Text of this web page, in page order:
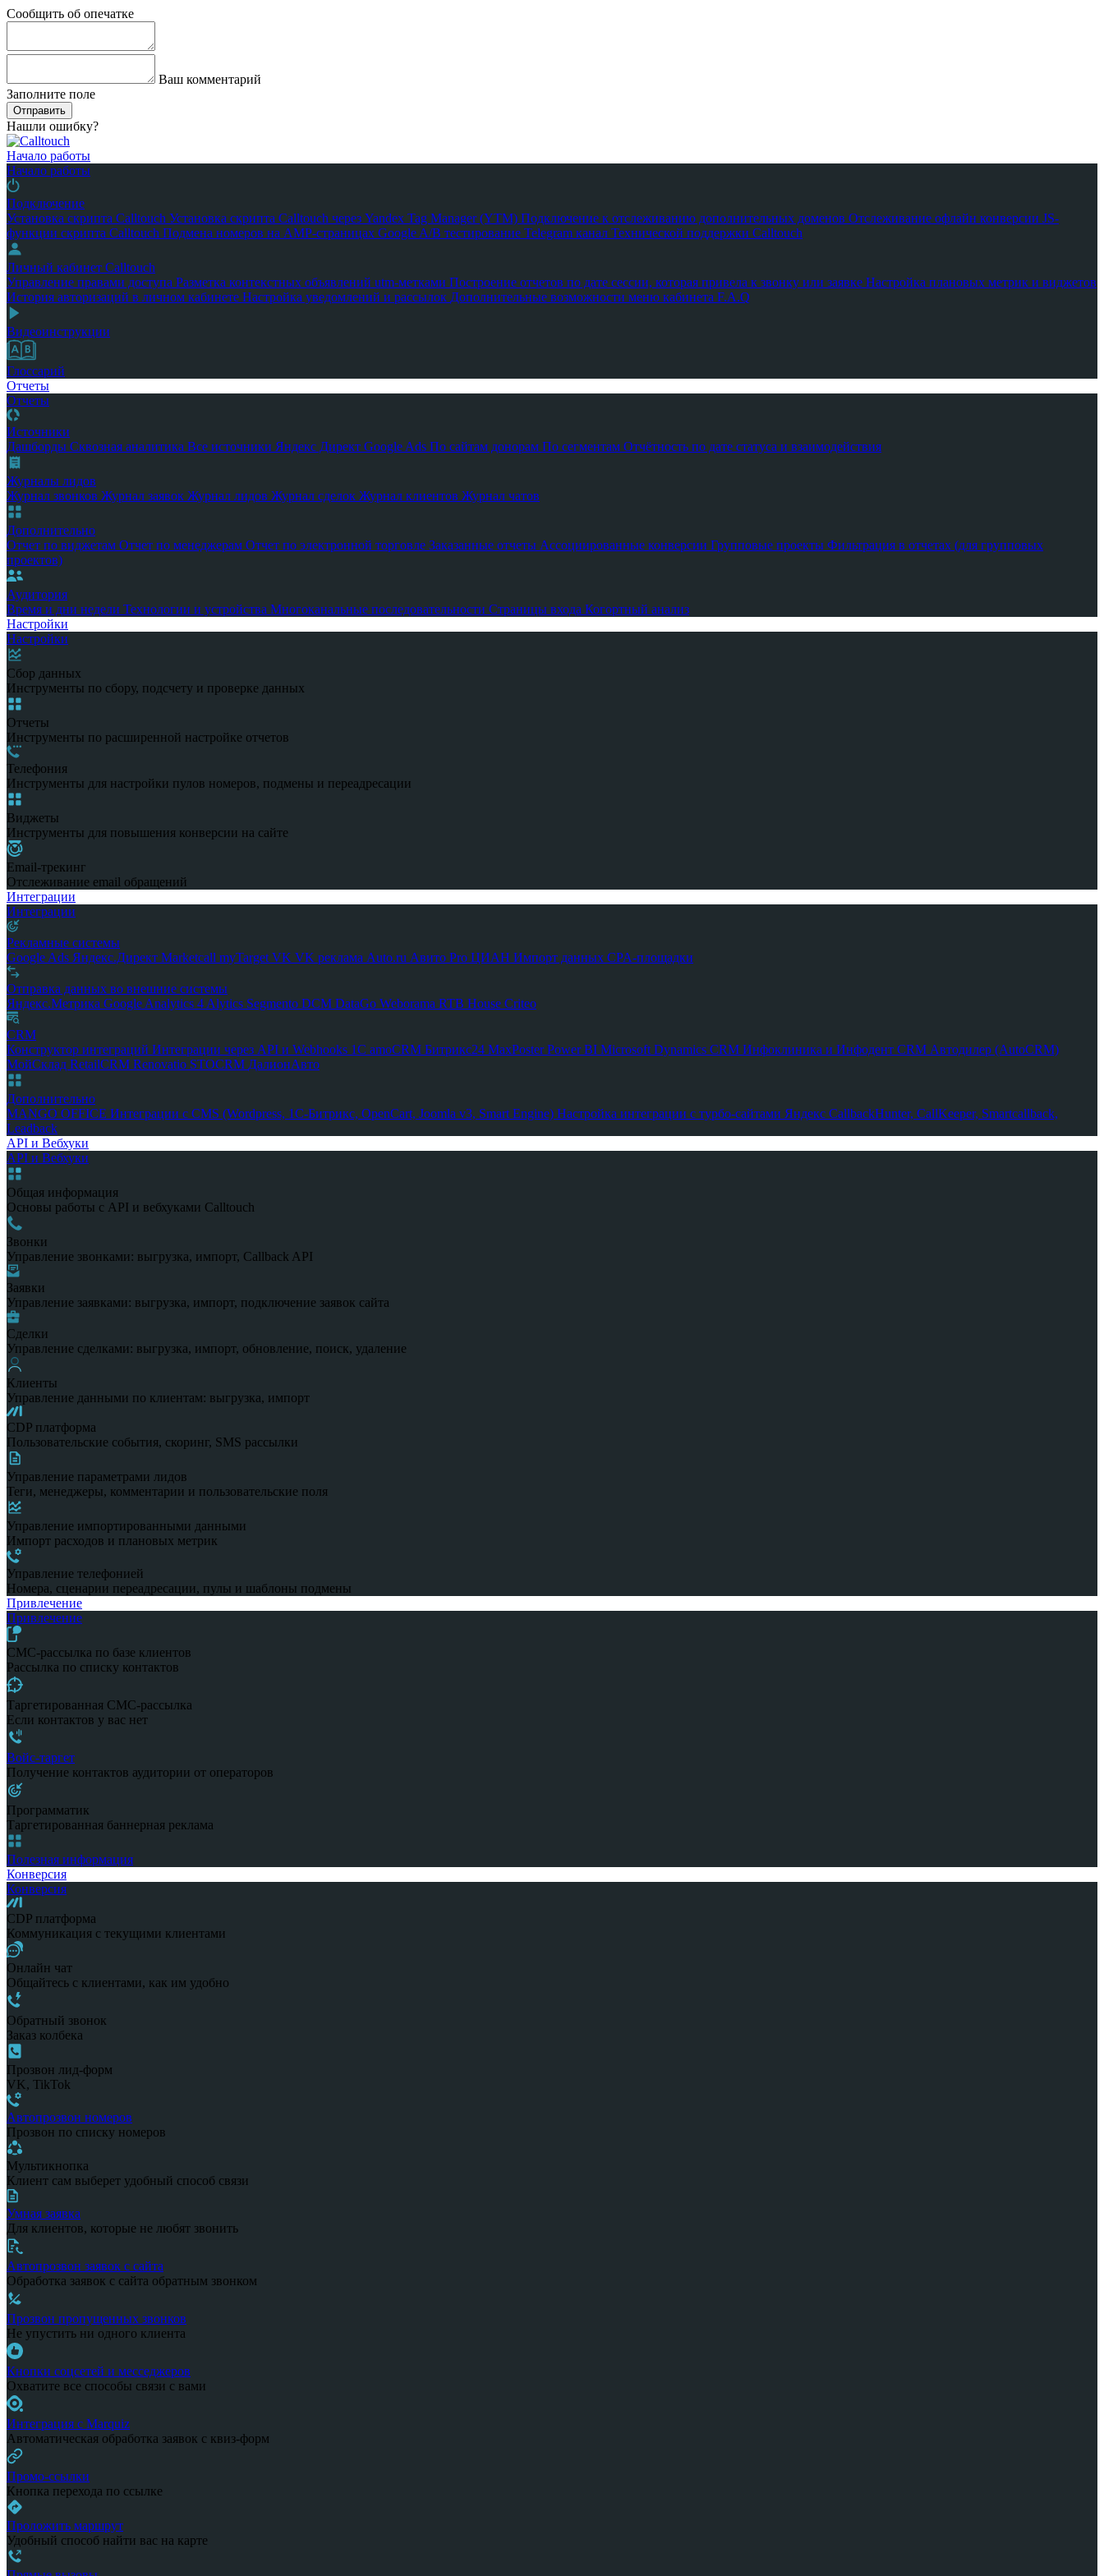
Сообщить об опечатке
Ваш комментарий
Заполните поле
Отправить
Нашли ошибку?
Начало работы
Начало работы
Подключение
Установка скрипта Calltouch Установка скрипта Calltouch через Yandex Tag Manager (YTM) Подключение к отслеживанию дополнительных доменов Отслеживание офлайн конверсии JS-
функции скрипта Calltouch Подмена номеров на AMP-страницах Google A/B тестирование Telegram канал Технической поддержки Calltouch
Личный кабинет Calltouch
Управление правами доступа Разметка контекстных объявлений utm-метками Построение отчетов по дате сессии, которая привела к звонку или заявке Настройка плановых метрик и виджетов
История авторизаций в личном кабинете Настройка уведомлений и рассылок Дополнительные возможности меню кабинета F.A.Q
Видеоинструкции
Глоссарий
Отчеты
Отчеты
Источники
Дашборды Сквозная аналитика Все источники Яндекс Директ Google Ads По сайтам донорам По сегментам Отчётность по дате статуса и взаимодействия
Журналы лидов
Журнал звонков Журнал заявок Журнал лидов Журнал сделок Журнал клиентов Журнал чатов
Дополнительно
Отчет по виджетам Отчет по менеджерам Отчет по электронной торговле Заказанные отчеты Ассоциированные конверсии Групповые проекты Фильтрация в отчетах (для групповых
проектов)
Аудитория
Время и дни недели Технологии и устройства Многоканальные последовательности Страницы входа Когортный анализ
Настройки
Настройки
Сбор данных
Инструменты по сбору, подсчету и проверке данных
Отчеты
Инструменты по расширенной настройке отчетов
Телефония
Инструменты для настройки пулов номеров, подмены и переадресации
Виджеты
Инструменты для повышения конверсии на сайте
Email-трекинг
Отслеживание email обращений
Интеграции
Интеграции
Рекламные системы
Google Ads Яндекс.Директ Marketcall myTarget VK VK реклама Auto.ru Авито Pro ЦИАН Импорт данных CPA-площадки
Отправка данных во внешние системы
Яндекс.Метрика Google Analytics 4 Alytics Segmento DCM DataGo Weborama RTB House Criteo
CRM
Конструктор интеграций Интеграции через API и Webhooks 1С amoCRM Битрикс24 MaxPosterPower BI Microsoft Dynamics CRM Инфоклиника и Инфодент CRM Автодилер (AutoCRM)
МойСклад RetailCRM Renovatio STOCRM ДалионАвто
Дополнительно
MANGO OFFICE Интеграции с CMS (Wordpress, 1С-Битрикс, OpenCart, Joomla v3, Smart Engine) Настройка интеграции с турбо-сайтами Яндекс CallbackHunter, CallKeeper, Smartcallback,
Leadback
API и Вебхуки
API и Вебхуки
Общая информация
Основы работы с API и вебхуками Calltouch
Звонки
Управление звонками: выгрузка, импорт, Callback API
Заявки
Управление заявками: выгрузка, импорт, подключение заявок сайта
Сделки
Управление сделками: выгрузка, импорт, обновление, поиск, удаление
Клиенты
Управление данными по клиентам: выгрузка, импорт
CDP платформа
Пользовательские события, скоринг, SMS рассылки
Управление параметрами лидов
Теги, менеджеры, комментарии и пользовательские поля
Управление импортированными данными
Импорт расходов и плановых метрик
Управление телефонией
Номера, сценарии переадресации, пулы и шаблоны подмены
Привлечение
Привлечение
СМС-рассылка по базе клиентов
Рассылка по списку контактов
Таргетированная СМС-рассылка
Если контактов у вас нет
Войс-таргет
Получение контактов аудитории от операторов
Программатик
Таргетированная баннерная реклама
Полезная информация
Конверсия
Конверсия
CDP платформа
Коммуникация с текущими клиентами
Онлайн чат
Общайтесь с клиентами, как им удобно
Обратный звонок
Заказ колбека
Прозвон лид-форм
VK, TikTok
Автопрозвон номеров
Прозвон по списку номеров
Мультикнопка
Клиент сам выберет удобный способ связи
Умная заявка
Для клиентов, которые не любят звонить
Автопрозвон заявок с сайта
Обработка заявок с сайта обратным звонком
Прозвон пропущенных звонков
Не упустить ни одного клиента
Кнопки соцсетей и месседжеров
Охватите все способы связи с вами
Интеграция с Marquiz
Автоматическая обработка заявок с квиз-форм
Промо-ссылки
Кнопка перехода по ссылке
Проложить маршрут
Удобный способ найти вас на карте